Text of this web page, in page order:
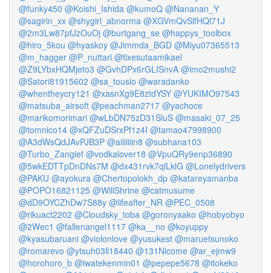
@funky450 @Koishi_Ishida @kumoQ @Nananan_Y
@sagirin_xx @shygirl_abnorma @XGVmQvSlfHQl71J
@2m3Lw87pfJzOuOj @burtgang_se @happys_toolbox
@hiro_5kou @hyaskoy @Jimmda_BGD @Miyu07365513
@m_hagger @P_nuttari @tixesutaamikael
@Z9LYbxHQMjeto3 @GvhDPx6rGLISnvA @imo2mushi2
@Satori81915602 @sa_tousio @waradanko
@whentheycry121 @xasnXg9E8ztdYSY @YUKIMO97543
@matsuba_airsoft @peachman2717 @yachoce
@marikomorimari @wLbDN75zD31SluS @masaki_07_25
@tomnico14 @xQFZuDSrxPf1z4I @tamao47998900
@A3dWsQdJAvPJB3P @ailiiiiin8 @subhana103
@Turbo_Zangief @vodkalover18 @VpuQRy9enp36890
@5wkEDTTpDnDNs7M @dx431rvk7qlLklG @Lonelydrivers
@PAKU @ayokura @Chertopolokh_dp @katareyamanba
@POPO16821125 @WillShrine @catmusume
@dD9OYCZhDw7S88y @lifeafter_NR @PEC_0508
@rikuact2202 @Cloudsky_toba @goronyaako @hobyobyo
@2Wec1 @fallenangel1117 @ka__no @koyuppy
@kyasubaruani @violonlove @yusukest @maruetsunoko
@romarevo @ytsuh03ll18440 @131Nicome @ar_ejmw9
@horohoro_b @iwatekenmin01 @pepepe5678 @itokeko